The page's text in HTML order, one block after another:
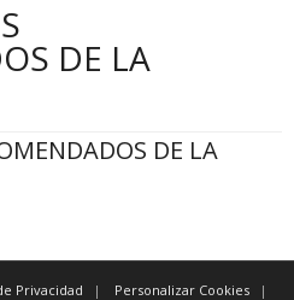
DE LA
DE LA
Privacidad
Personalizar Cookies